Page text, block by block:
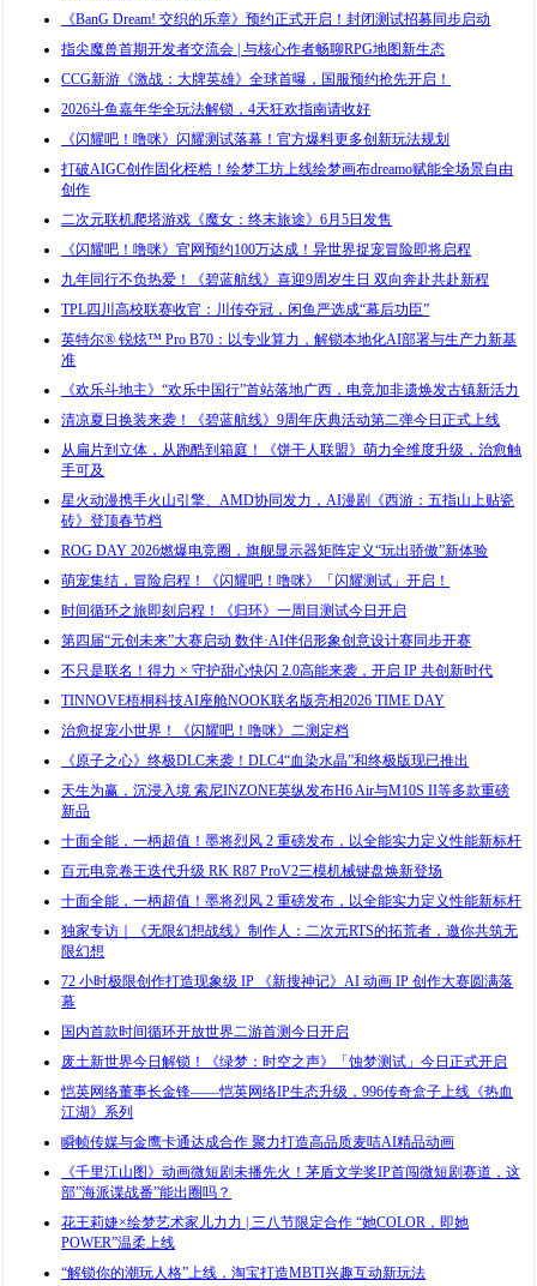
《BanG Dream! 交织的乐章》预约正式开启！封闭测试招募同步启动
指尖魔兽首期开发者交流会 | 与核心作者畅聊RPG地图新生态
CCG新游《激战：大牌英雄》全球首曝，国服预约抢先开启！
2026斗鱼嘉年华全玩法解锁，4天狂欢指南请收好
《闪耀吧！噜咪》闪耀测试落幕！官方爆料更多创新玩法规划
打破AIGC创作固化桎梏！绘梦工坊上线绘梦画布dreamo赋能全场景自由
创作
二次元联机爬塔游戏《魔女：终末旅途》6月5日发售
《闪耀吧！噜咪》官网预约100万达成！异世界捉宠冒险即将启程
九年同行不负热爱！《碧蓝航线》喜迎9周岁生日 双向奔赴共赴新程
TPL四川高校联赛收官：川传夺冠，闲鱼严选成“幕后功臣”
英特尔® 锐炫™ Pro B70：以专业算力，解锁本地化AI部署与生产力新基
准
《欢乐斗地主》“欢乐中国行”首站落地广西，电竞加非遗焕发古镇新活力
清凉夏日换装来袭！《碧蓝航线》9周年庆典活动第二弹今日正式上线
从扁片到立体，从跑酷到箱庭！《饼干人联盟》萌力全维度升级，治愈触
手可及
星火动漫携手火山引擎、AMD协同发力，AI漫剧《西游：五指山上贴瓷
砖》登顶春节档
ROG DAY 2026燃爆电竞圈，旗舰显示器矩阵定义“玩出骄傲”新体验
萌宠集结，冒险启程！《闪耀吧！噜咪》「闪耀测试」开启！
时间循环之旅即刻启程！《归环》一周目测试今日开启
第四届“元创未来”大赛启动 数伴·AI伴侣形象创意设计赛同步开赛
不只是联名！得力 × 守护甜心快闪 2.0高能来袭，开启 IP 共创新时代
TINNOVE梧桐科技AI座舱NOOK联名版亮相2026 TIME DAY
治愈捉宠小世界！《闪耀吧！噜咪》二测定档
《原子之心》终极DLC来袭！DLC4“血染水晶”和终极版现已推出
天生为赢，沉浸入境 索尼INZONE英纵发布H6 Air与M10S II等多款重磅
新品
十面全能，一柄超值！墨将烈风 2 重磅发布，以全能实力定义性能新标杆
百元电竞卷王迭代升级 RK R87 ProV2三模机械键盘焕新登场
十面全能，一柄超值！墨将烈风 2 重磅发布，以全能实力定义性能新标杆
独家专访｜《无限幻想战线》制作人：二次元RTS的拓荒者，邀你共筑无
限幻想
72 小时极限创作打造现象级 IP 《新搜神记》AI 动画 IP 创作大赛圆满落
幕
国内首款时间循环开放世界二游首测今日开启
废土新世界今日解锁！《绿梦：时空之声》「蚀梦测试」今日正式开启
恺英网络董事长金锋——恺英网络IP生态升级，996传奇盒子上线《热血
江湖》系列
瞬帧传媒与金鹰卡通达成合作 聚力打造高品质麦咭AI精品动画
《千里江山图》动画微短剧未播先火！茅盾文学奖IP首闯微短剧赛道，这
部”海派谍战番”能出圈吗？
花王莉婕×绘梦艺术家儿力力 | 三八节限定合作 “她COLOR，即她
POWER”温柔上线
“解锁你的潮玩人格”上线，淘宝打造MBTI兴趣互动新玩法